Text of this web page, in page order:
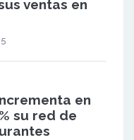
ventas en
en
su red de